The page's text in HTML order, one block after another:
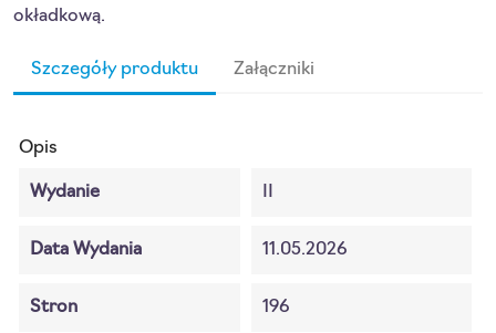
okładkową.
Szczegóły produktu Załączniki
Opis
Wydanie
Data Wydania 11.05.2026
Stron 196